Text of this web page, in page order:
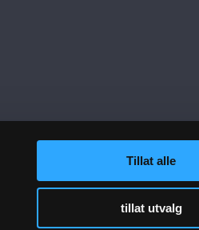
Tillat alle
tillat utvalg
Følg oss